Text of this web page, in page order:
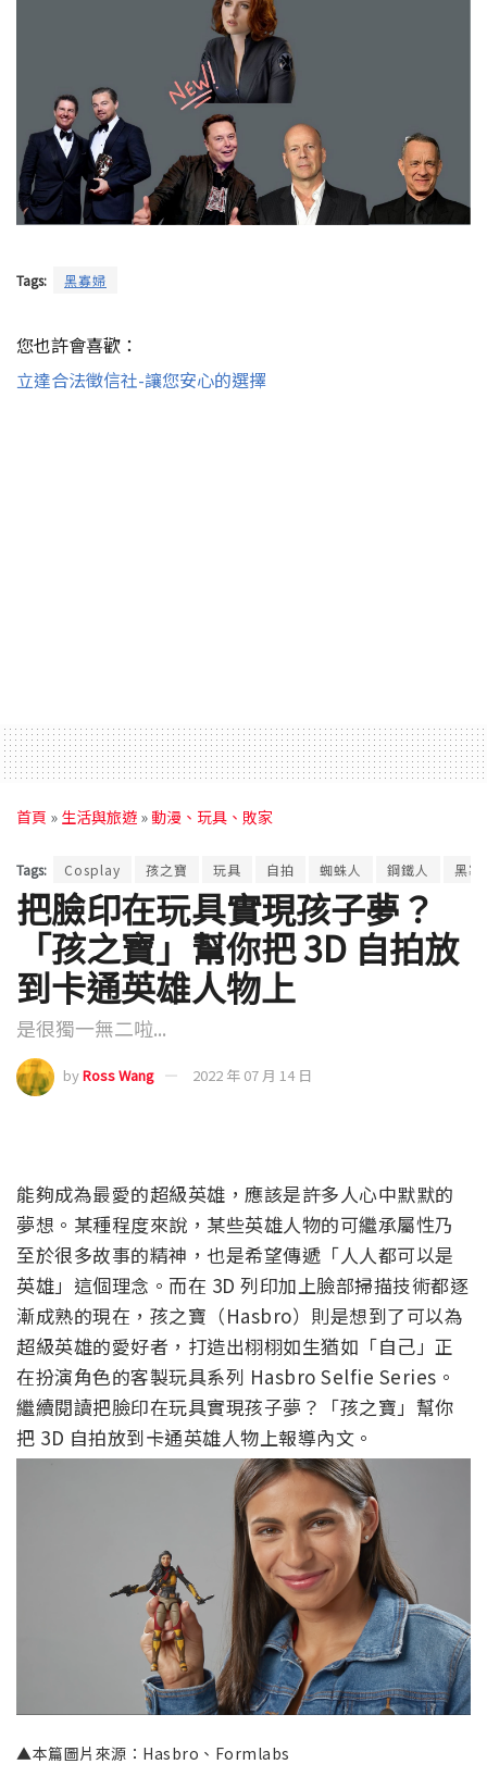
Tags: 黑寡婦
您也許會喜歡：
立達合法徵信社-讓您安心的選擇
首頁 » 生活與旅遊 » 動漫、玩具、敗家
Tags: Cosplay 孩之寶 玩具 自拍 蜘蛛人 鋼鐵人 黑寡
把臉印在玩具實現孩子夢？
「孩之寶」幫你把 3D 自拍放
到卡通英雄人物上
是很獨一無二啦...
byRoss Wang 2022 年 07 月 14 日
能夠成為最愛的超級英雄，應該是許多人心中默默的
夢想。某種程度來說，某些英雄人物的可繼承屬性乃
至於很多故事的精神，也是希望傳遞「人人都可以是
英雄」這個理念。而在 3D 列印加上臉部掃描技術都逐
漸成熟的現在，孩之寶（Hasbro）則是想到了可以為
超級英雄的愛好者，打造出栩栩如生猶如「自己」正
在扮演角色的客製玩具系列 Hasbro Selfie Series。
繼續閱讀把臉印在玩具實現孩子夢？「孩之寶」幫你
把 3D 自拍放到卡通英雄人物上報導內文。
▲本篇圖片來源：Hasbro、Formlabs